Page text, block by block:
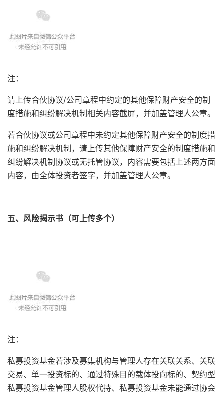
注：
请上传合伙协议/公司章程中约定的其他保障财产安全的制
度措施和纠纷解决机制相关内容截屏，并加盖管理人公章。
若合伙协议或公司章程中未约定其他保障财产安全的制度措
施和纠纷解决机制，请上传其他保障财产安全的制度措施和
纠纷解决机制协议或无托管协议，内容需要包括上述两方面
内容，由全体投资者签字，并加盖管理人公章。
五、风险揭示书（可上传多个）
注：
私募投资基金若涉及募集机构与管理人存在关联关系、关联
交易、单一投资标的、通过特殊目的载体投向标的、契约型
私募投资基金管理人股权代持、私募投资基金未能通过协会